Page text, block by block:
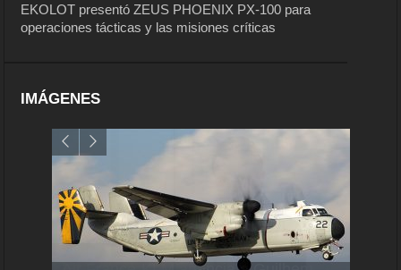
EKOLOT presentó ZEUS PHOENIX PX-100 para
operaciones tácticas y las misiones críticas
IMÁGENES